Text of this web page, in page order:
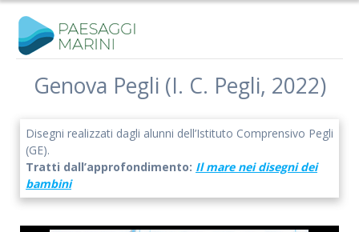
Salta
Genova Pegli (I. C. Pegli, 2022)
Disegni realizzati dagli alunni dell’Istituto Comprensivo Pegli
(GE).
Tratti dall’approfondimento: Il mare nei disegni dei
bambini